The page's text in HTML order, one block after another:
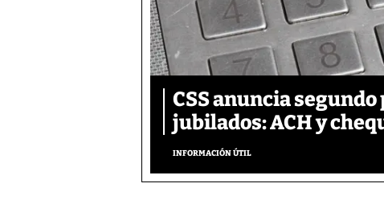
CSS anuncia segundo
jubilados: ACH y
INFORMACIÓN ÚTIL